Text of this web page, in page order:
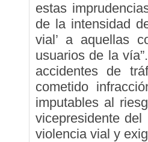
estas
de la intensidad
vial’ a aquellas
usuarios de la
accidentes de
cometido
imputables al
vicepresidente
violencia vial y